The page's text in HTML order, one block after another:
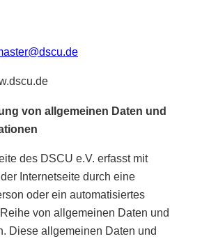
von allgemeinen Daten und
des DSCU e.V. erfasst mit
Internetseite durch eine
oder ein automatisiertes
von allgemeinen Daten und
Diese allgemeinen Daten und